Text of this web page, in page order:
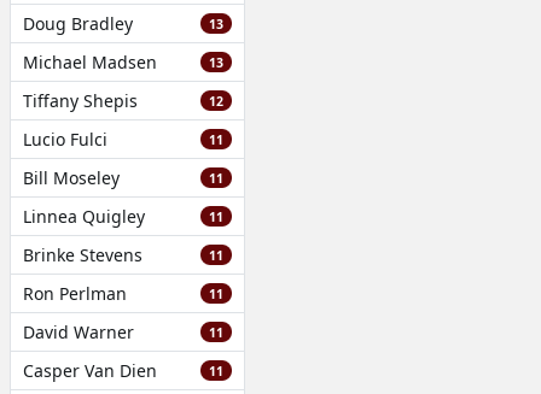
Doug Bradley 13
Michael Madsen 13
Tiffany Shepis 12
Lucio Fulci 11
Bill Moseley 11
Linnea Quigley 11
Brinke Stevens 11
Ron Perlman 11
David Warner 11
Casper Van Dien 11